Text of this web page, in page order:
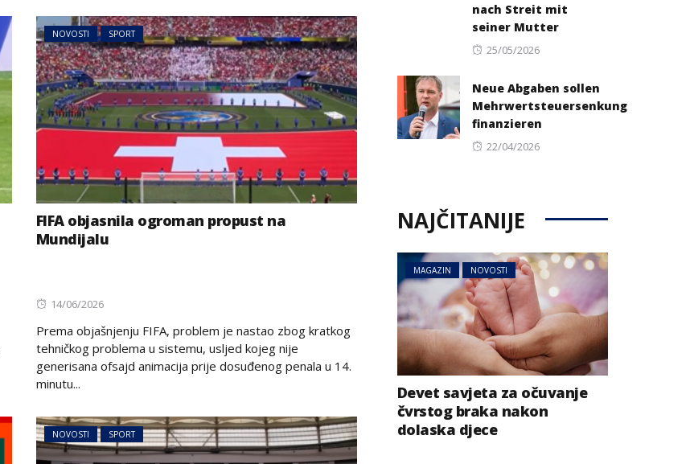
NOVOSTI SPORT
FIFA objasnila ogroman propust na
Mundijalu
Posted
14/06/2026
Prema objašnjenju FIFA, problem je nastao zbog kratkog
tehničkog problema u sistemu, usljed kojeg nije
generisana ofsajd animacija prije dosuđenog penala u 14.
minutu...
NOVOSTI SPORT
nach Streit mit
seiner Mutter
Posted
25/05/2026
Neue Abgaben sollen
Mehrwertsteuersenkung
finanzieren
Posted
22/04/2026
NAJČITANIJE
MAGAZIN NOVOSTI
Devet savjeta za očuvanje
čvrstog braka nakon
dolaska djece